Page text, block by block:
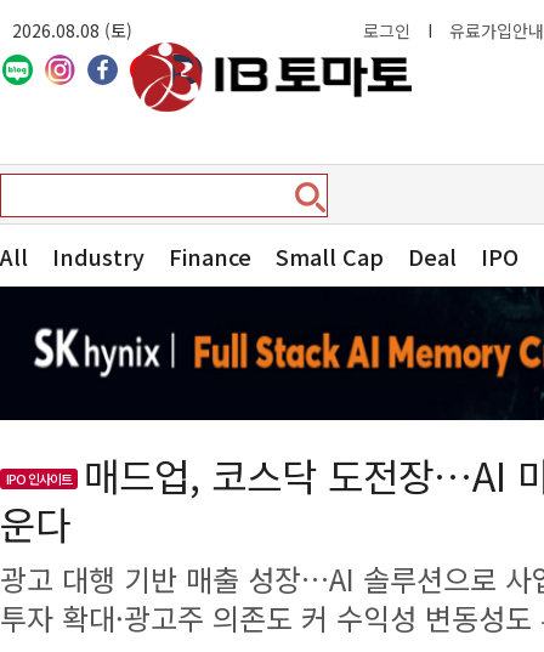
2026.08.08 (토) 로그인 I 유료가입안내
All Industry Finance Small Cap Deal IPO
IPO 인사이트
매드업, 코스닥 도전장…AI
운다
광고 대행 기반 매출 성장…AI 솔루션으로 사
투자 확대·광고주 의존도 커 수익성 변동성도